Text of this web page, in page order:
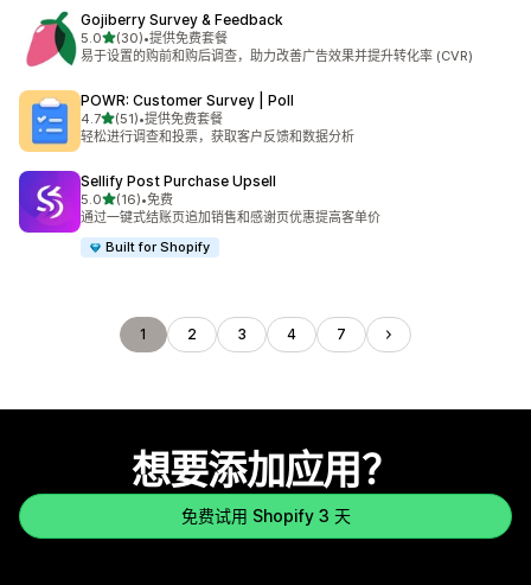
Gojiberry Survey & Feedback
5.0星（满分 5 星）
(30)
总共 30 条评论
•提供免费套餐
易于设置的购前和购后调查，助力改善广告效果并提升转化率 (CVR)
POWR: Customer Survey | Poll
4.7星（满分 5 星）
(51)
总共 51 条评论
•提供免费套餐
轻松进行调查和投票，获取客户反馈和数据分析
Sellify Post Purchase Upsell
5.0星（满分 5 星）
(16)
总共 16 条评论
•免费
通过一键式结账页追加销售和感谢页优惠提高客单价
Built for Shopify
1 2 3 4 7
想要添加应用？
免费试用 Shopify 3 天